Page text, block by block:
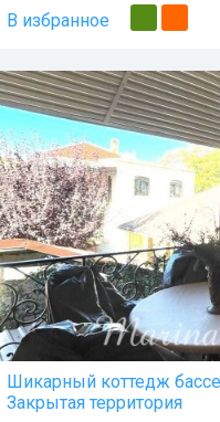
В избранное
Шикарный коттедж
Закрытая территория